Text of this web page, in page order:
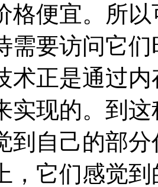
格便宜。所
需要访问它
术正是通过
实现的。到
到自己的部
，它们感觉